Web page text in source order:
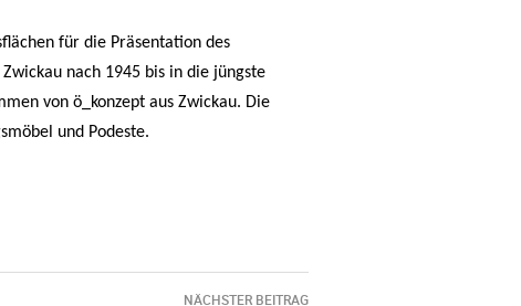
für die Präsentation des
nach 1945 bis in die jüngste
von ö_konzept aus Zwickau. Die
und Podeste.
NÄCHSTER BEITRAG